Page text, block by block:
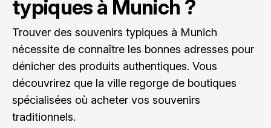
typiques à Munich ?
Trouver des souvenirs typiques à Munich
nécessite de connaître les bonnes adresses pour
dénicher des produits authentiques. Vous
découvrirez que la ville regorge de boutiques
spécialisées où acheter vos souvenirs
traditionnels.